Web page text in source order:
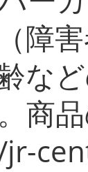
障
な
商